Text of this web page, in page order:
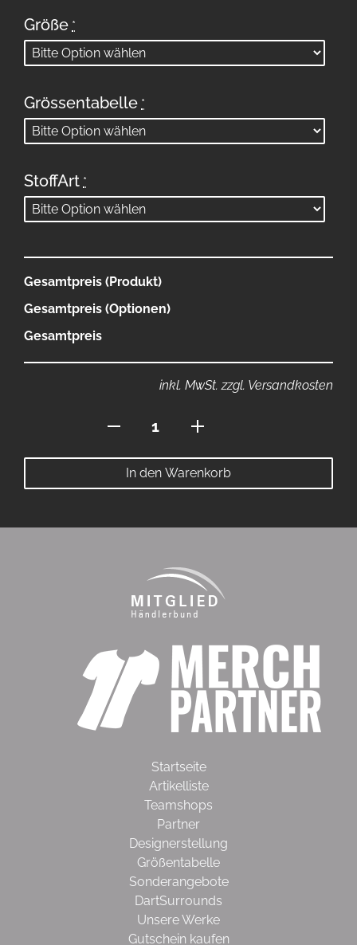
Größe *
Grössentabelle *
StoffArt *
Gesamtpreis (Produkt)
Gesamtpreis (Optionen)
Gesamtpreis
inkl. MwSt. zzgl. Versandkosten
Knopfleiste
Menge
In den Warenkorb
Startseite
Artikelliste
Teamshops
Partner
Designerstellung
Größentabelle
Sonderangebote
DartSurrounds
Unsere Werke
Gutschein kaufen